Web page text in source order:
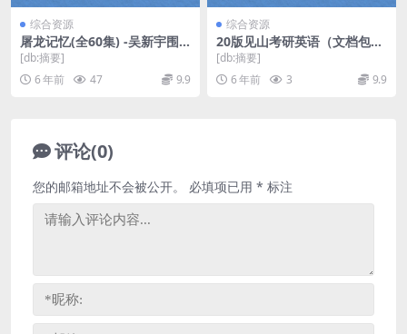
综合资源
屠龙记忆(全60集) -吴新宇围
棋实战讲解mp4视频 百度网
盘分享
[db:摘要]
6 年前
47 9.9
综合资源
20版见山考研英语（文档包
+模板等）（20G超清视频）百
度网盘
[db:摘要]
6 年前
3 9.9
评论(0)
您的邮箱地址不会被公开。 必填项已用 * 标注